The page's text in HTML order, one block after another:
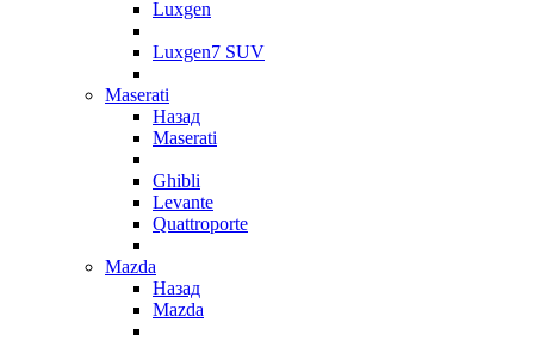
Luxgen
Luxgen7 SUV
Maserati
Назад
Maserati
Ghibli
Levante
Quattroporte
Mazda
Назад
Mazda